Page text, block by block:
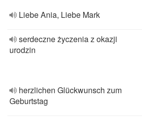
Liebe Ania, Liebe Mark
serdeczne życzenia z okazji
urodzin
herzlichen Glückwunsch zum
Geburtstag